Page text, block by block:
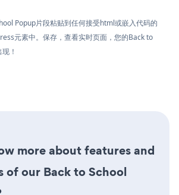
Popup片段粘贴到任何接受html或嵌入代码的
元素中。保存，查看实时页面，您的Back to
！
more about features and
of our Back to School